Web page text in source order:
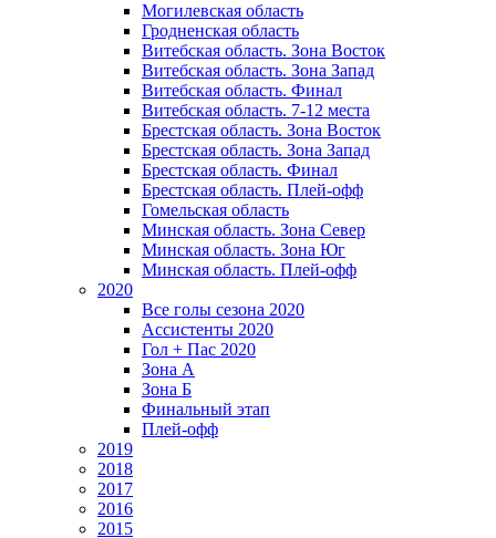
Могилевская область
Гродненская область
Витебская область. Зона Восток
Витебская область. Зона Запад
Витебская область. Финал
Витебская область. 7-12 места
Брестская область. Зона Восток
Брестская область. Зона Запад
Брестская область. Финал
Брестская область. Плей-офф
Гомельская область
Минская область. Зона Север
Минская область. Зона Юг
Минская область. Плей-офф
2020
Все голы сезона 2020
Ассистенты 2020
Гол + Пас 2020
Зона А
Зона Б
Финальный этап
Плей-офф
2019
2018
2017
2016
2015